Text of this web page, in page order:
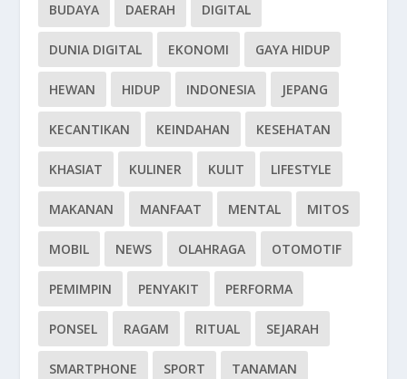
BUDAYA DAERAH DIGITAL
DUNIA DIGITAL EKONOMI GAYA HIDUP
HEWAN HIDUP INDONESIA JEPANG
KECANTIKAN KEINDAHAN KESEHATAN
KHASIAT KULINER KULIT LIFESTYLE
MAKANAN MANFAAT MENTAL MITOS
MOBIL NEWS OLAHRAGA OTOMOTIF
PEMIMPIN PENYAKIT PERFORMA
PONSEL RAGAM RITUAL SEJARAH
SMARTPHONE SPORT TANAMAN